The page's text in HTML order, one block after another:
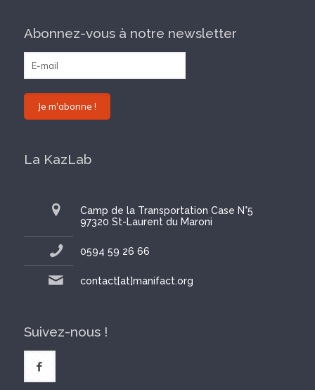
Abonnez-vous à notre newsletter
La KazLab
Camp de la Transportation Case N°5
97320 St-Laurent du Maroni
0594 59 26 66
contact[at]manifact.org
Suivez-nous !